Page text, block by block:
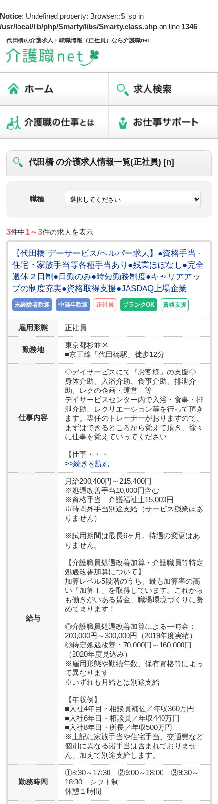
Notice: Undefined property: Browser::$_sp in
/usr/local/lib/php/Smarty/libs/Smarty.class.php on line 1346
代田橋の介護求人・転職情報（正社員）なら介護職net
代田橋 の介護求人情報一覧(正社員) [n]
職種
3件中1～3件の求人を表示
【代田橋 デーサービス/ヘルパー求人】●資格手当・
住宅・家族手当等各種手当あり●残業ほぼなし●完全
週休２日制●日勤のみ●時短勤務制度●キャリアアッ
プの制度充実●資格取得支援●JASDAQ上場企業
未経験者歓迎 中高年歓迎 正社員 ブランクOK 資格支援
雇用形態 正社員
勤務地
東京都杉並区
■京王線「代田橋駅」徒歩12分
仕事内容
◇デイサービスにて『お客様』の支援◇
身体介助、入浴介助、食事介助、排泄介
助、レクの企画・運営 等
デイサービスセンター内で入浴・食事・排
泄介助、レクリエーション等を行って頂き
ます。専任のトレーナーがおりますので、
まずはできるところから覚えて頂き、徐々
に仕事を覚えていってください
【仕事・・・
>>続きを読む
給与
月給200,400円～215,400円
※処遇改善手当10,000円含む
※資格手当 介護福祉士15,000円
※時間外手当別途支給（サービス残業はあ
りません）
※試用期間は最長6ヶ月。待遇の変更はあ
りません。
【介護職員処遇改善加算・介護職員等特定
処遇改善加算について】
加算レベル5段階のうち、最も加算率の高
い「加算Ⅰ」を取得しています。これから
も働きがいある賃金、職場環境づくりに努
めてまります！
◎介護職員処遇改善加算による一時金：
200,000円～300,000円（2019年度実績）
◎特定処遇改善：70,000円～160,000円
（2020年度見込み）
※雇用形態や勤続年数、保有資格等によっ
て異なります
※いずれも月給とは別途支給
【年収例】
■入社4年目・相談員補佐／年収360万円
■入社6年目・相談員／年収440万円
■入社8年目・所長／年収500万円
※上記に家族手当や住宅手当、交通費など
個別に異なる諸手当は含まれておりませ
ん。加えて別途支給します。
勤務時間
①8:30～17:30 ②9:00～18:00 ③9:30～
18:30 シフト制
休憩１時間